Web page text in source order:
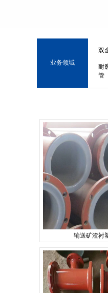
业务领域
双
耐
管
输送矿渣衬